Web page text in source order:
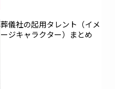
葬儀社の起用タレント（イメ
ージキャラクター）まとめ